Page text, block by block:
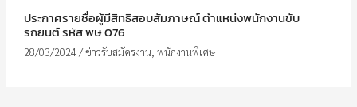
ประกาศรายชื่อผู้มีสิทธิสอบสัมภาษณ์ ตำแหน่งพนักงานขับ
รถยนต์ รหัส พษ 076
28/03/2024 /ข่าวรับสมัครงาน, พนักงานพิเศษ